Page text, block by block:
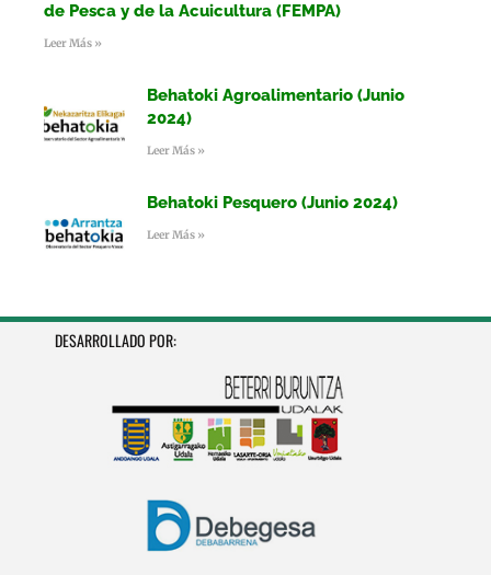
de Pesca y de la Acuicultura (FEMPA)
Leer Más »
Behatoki Agroalimentario (Junio
2024)
Leer Más »
Behatoki Pesquero (Junio 2024)
Leer Más »
DESARROLLADO POR: